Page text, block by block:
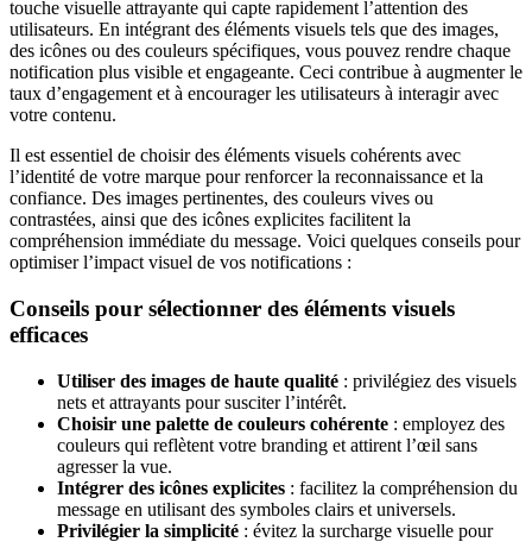
touche visuelle attrayante qui capte rapidement l’attention des
utilisateurs. En intégrant des éléments visuels tels que des images,
des icônes ou des couleurs spécifiques, vous pouvez rendre chaque
notification plus visible et engageante. Ceci contribue à augmenter le
taux d’engagement et à encourager les utilisateurs à interagir avec
votre contenu.
Il est essentiel de choisir des éléments visuels cohérents avec
l’identité de votre marque pour renforcer la reconnaissance et la
confiance. Des images pertinentes, des couleurs vives ou
contrastées, ainsi que des icônes explicites facilitent la
compréhension immédiate du message. Voici quelques conseils pour
optimiser l’impact visuel de vos notifications :
Conseils pour sélectionner des éléments visuels
efficaces
Utiliser des images de haute qualité : privilégiez des visuels
nets et attrayants pour susciter l’intérêt.
Choisir une palette de couleurs cohérente : employez des
couleurs qui reflètent votre branding et attirent l’œil sans
agresser la vue.
Intégrer des icônes explicites : facilitez la compréhension du
message en utilisant des symboles clairs et universels.
Privilégier la simplicité : évitez la surcharge visuelle pour